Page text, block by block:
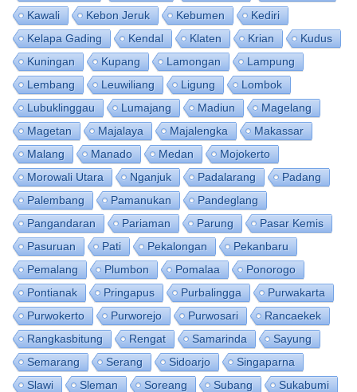
Kawali
Kebon Jeruk Kebumen
Kediri
Kelapa Gading
Kendal Klaten Krian
Kudus
Kuningan
Kupang Lamongan
Lampung
Lembang
Leuwiliang Ligung
Lombok
Lubuklinggau
Lumajang Madiun
Magelang
Magetan
Majalaya Majalengka
Makassar
Malang
Manado Medan
Mojokerto
Morowali Utara
Nganjuk Padalarang
Padang
Palembang
Pamanukan
Pandeglang
Pangandaran
Pariaman Parung
Pasar Kemis
Pasuruan
Pati Pekalongan
Pekanbaru
Pemalang
Plumbon Pomalaa
Ponorogo
Pontianak
Pringapus Purbalingga
Purwakarta
Purwokerto
Purworejo Purwosari
Rancaekek
Rangkasbitung
Rengat Samarinda
Sayung
Semarang
Serang Sidoarjo
Singaparna
Slawi
Sleman Soreang Subang
Sukabumi